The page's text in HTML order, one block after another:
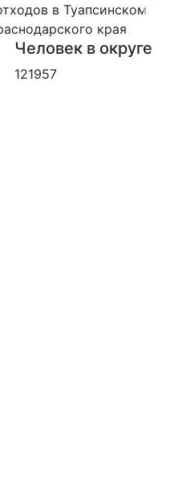
в Туапсинском
края
Человек в округе
121957